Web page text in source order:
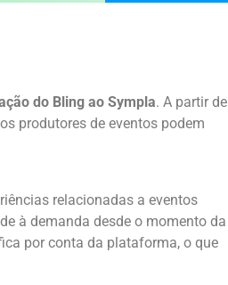
do Bling ao Sympla. A partir de
produtores de eventos podem
relacionadas a eventos
à demanda desde o momento da
por conta da plataforma, o que